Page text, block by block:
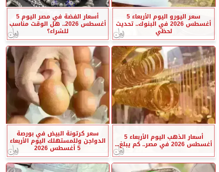
سعر اليورو اليوم الأربعاء 5
أغسطس 2026 في البنوك.. تحديث
لحظي
أسعار الفضة في مصر اليوم 5
أغسطس 2026.. هل الوقت مناسب
للشراء؟
أسعار الذهب اليوم الأربعاء 5
أغسطس 2026 في مصر.. كم يبلغ...
سعر كرتونة البيض في بورصة
الدواجن وللمستهلك اليوم الأربعاء
5 أغسطس 2026